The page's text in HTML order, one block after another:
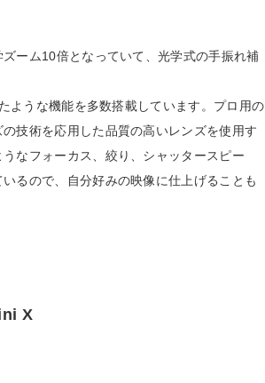
ーム10倍となっていて、光学式の手振れ補
ような機能を多数搭載しています。プロ用の
技術を応用した品質の高いレンズを使用す
なフォーカス、絞り、シャッタースピー
るので、自分好みの映像に仕上げることも
X